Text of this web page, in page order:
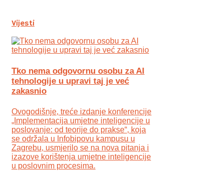
Vijesti
Tko nema odgovornu osobu za AI
tehnologije u upravi taj je već
zakasnio
Ovogodišnje, treće izdanje konferencije
„Implementacija umjetne inteligencije u
poslovanje: od teorije do prakse“, koja
se održala u Infobipovu kampusu u
Zagrebu, usmjerilo se na nova pitanja i
izazove korištenja umjetne inteligencije
u poslovnim procesima.